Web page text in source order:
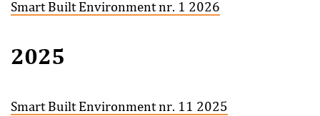
Smart Built Environment nr. 1 2026
2025
Smart Built Environment nr. 11 2025